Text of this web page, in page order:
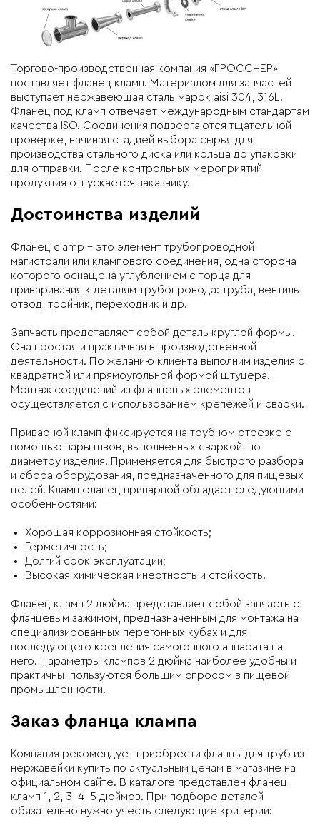
Торгово-производственная компания «ГРОССНЕР»
поставляет фланец кламп. Материалом для запчастей
выступает нержавеющая сталь марок aisi 304, 316L.
Фланец под кламп отвечает международным стандартам
качества ISO. Соединения подвергаются тщательной
проверке, начиная стадией выбора сырья для
производства стального диска или кольца до упаковки
для отправки. После контрольных мероприятий
продукция отпускается заказчику.
Достоинства изделий
Фланец clamp – это элемент трубопроводной
магистрали или клампового соединения, одна сторона
которого оснащена углублением с торца для
приваривания к деталям трубопровода: труба, вентиль,
отвод, тройник, переходник и др.
Запчасть представляет собой деталь круглой формы.
Она простая и практичная в производственной
деятельности. По желанию клиента выполним изделия с
квадратной или прямоугольной формой штуцера.
Монтаж соединений из фланцевых элементов
осуществляется с использованием крепежей и сварки.
Приварной кламп фиксируется на трубном отрезке с
помощью пары швов, выполненных сваркой, по
диаметру изделия. Применяется для быстрого разбора
и сбора оборудования, предназначенного для пищевых
целей. Кламп фланец приварной обладает следующими
особенностями:
Хорошая коррозионная стойкость;
Герметичность;
Долгий срок эксплуатации;
Высокая химическая инертность и стойкость.
Фланец кламп 2 дюйма представляет собой запчасть с
фланцевым зажимом, предназначенным для монтажа на
специализированных перегонных кубах и для
последующего крепления самогонного аппарата на
него. Параметры клампов 2 дюйма наиболее удобны и
практичны, пользуются большим спросом в пищевой
промышленности.
Заказ фланца клампа
Компания рекомендует приобрести фланцы для труб из
нержавейки купить по актуальным ценам в магазине на
официальном сайте. В каталоге представлен фланец
кламп 1, 2, 3, 4, 5 дюймов. При подборе деталей
обязательно нужно учесть следующие критерии: